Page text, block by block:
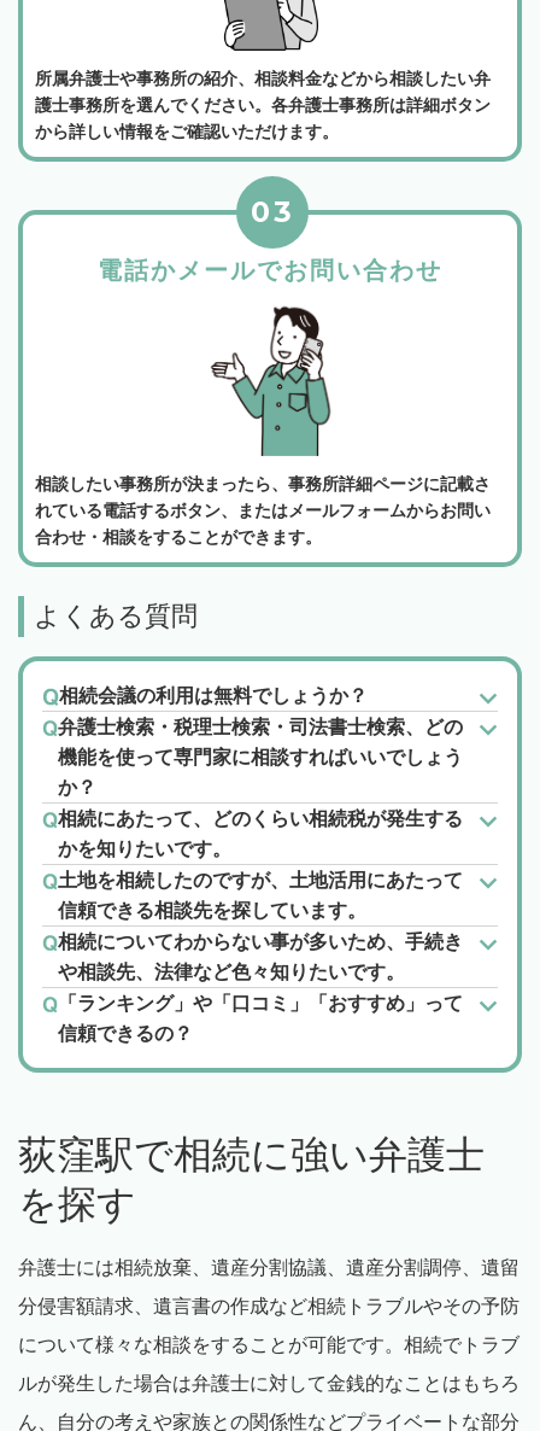
所属弁護士や事務所の紹介、相談料金などから相談したい弁
護士事務所を選んでください。各弁護士事務所は詳細ボタン
から詳しい情報をご確認いただけます。
電話かメールでお問い合わせ
03
相談したい事務所が決まったら、事務所詳細ページに記載さ
れている電話するボタン、またはメールフォームからお問い
合わせ・相談をすることができます。
よくある質問
相続会議の利用は無料でしょうか？
弁護士検索・税理士検索・司法書士検索、どの
機能を使って専門家に相談すればいいでしょう
か？
相続にあたって、どのくらい相続税が発生する
かを知りたいです。
土地を相続したのですが、土地活用にあたって
信頼できる相談先を探しています。
相続についてわからない事が多いため、手続き
や相談先、法律など色々知りたいです。
「ランキング」や「口コミ」「おすすめ」って
信頼できるの？
荻窪駅で相続に強い弁護士
を探す
弁護士には相続放棄、遺産分割協議、遺産分割調停、遺留
分侵害額請求、遺言書の作成など相続トラブルやその予防
について様々な相談をすることが可能です。相続でトラブ
ルが発生した場合は弁護士に対して金銭的なことはもちろ
ん、自分の考えや家族との関係性などプライベートな部分